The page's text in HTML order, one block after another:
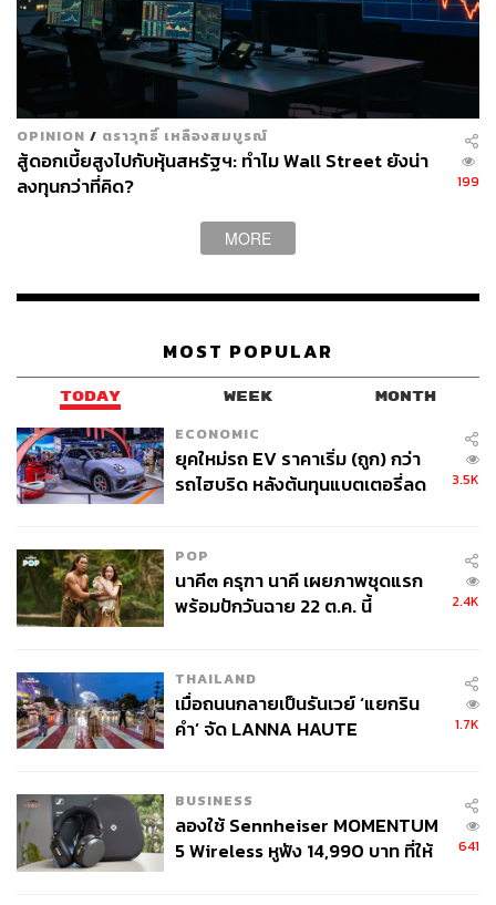
“สิ่งสำคัญคือการสร้างการแข่งขันที่เท่าเทียม ซึ่งมีความ
สำคัญอย่างมาก รถสันดาปและไฮบริดที่ผลิตในไทยก็ยังมี
ตลาดและบทบาทในสังคม ดังนั้นทุกธุรกิจต้องแข่งขันภายใต้
กติกาเดียวกัน”
‘สนามแข่งขันที่เท่าเทียม’ ในความหมายของท่านทูตไม่ได้
หมายถึงแค่เรื่องภาษีนำเข้าที่แตกต่างกันระหว่างรถนำเข้า
กับรถที่ผลิตในประเทศเท่านั้น แต่ครอบคลุมถึงมาตรฐานทุก
ด้าน โดยเฉพาะ ‘มาตรฐานด้านสิ่งแวดล้อมและแรงงาน’ ทุก
ต้องปฏิบัติตามมาตรฐานเดียวกันและลงทุนเพื่อให้ได้
นี่คือเสียงสะท้อนที่ลึกซึ้งกว่าการปกป้องผลประโยชน์ของ
ค่ายรถญี่ปุ่น แต่คือการปกป้องระบบนิเวศอุตสาหกรรม
ทั้งหมดที่ ‘สร้างโดยคนไทย’ ดังที่ท่านทูตกล่าวไว้ รถยนต์ทุก
คันที่ออกจากสายการผลิตในโรงงานญี่ปุ่นคือผลผลิตจาก
แรงงานไทย ช่างเทคนิคไทย และชิ้นส่วนจากผู้ประกอบการ
เข้าที่ไม่ได้มีส่วนในการสร้างงานหรือพัฒนาซัพพลายเชนใน
ประเทศเข้ามาแข่งขันโดยมีแต้มต่อ ย่อมส่งผลกระทบ
โดยตรงต่อรากฐานอุตสาหกรรมที่ไทยสร้างสมมานาน
ความกังวลที่ลึกกว่าแค่เรื่องรถยนต์
และไทยกำลังเผชิญร่วมกัน
1. ทิศทางอนาคตในโลกที่แบ่งขั้ว:ในยุคที่สงครามการค้า
OPINION / ตราวุทธิ์ เหลืองสมบูรณ์
สู้ดอกเบี้ยสูงไปกับหุ้นสหรัฐฯ: ทำไม Wall Street ยังน่า
ลงทุนกว่าที่คิด?
199
MORE
MOST POPULAR
TODAY WEEK MONTH
ECONOMIC
ยุคใหม่รถ EV ราคาเริ่ม (ถูก) กว่า
รถไฮบริด หลังต้นทุนแบตเตอรี่ลด
3.5K
POP
นาคี๓ ครุฑา นาคี เผยภาพชุดแรก
พร้อมปักวันฉาย 22 ต.ค. นี้
2.4K
THAILAND
เมื่อถนนกลายเป็นรันเวย์ ‘แยกริน
คำ’ จัด LANNA HAUTE
1.7K
BUSINESS
ลองใช้ Sennheiser MOMENTUM
5 Wireless หูฟัง 14,990 บาท ที่ให้
641